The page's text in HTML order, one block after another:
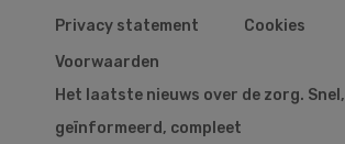
Privacy statement
Cookies
Voorwaarden
Het laatste nieuws over de zorg. Snel,
geïnformeerd, compleet